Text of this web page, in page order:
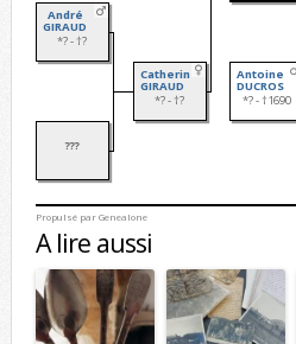
André
GIRAUD
*? - †?
???
Catherine
GIRAUD
*? - †?
Antoine
DUCROS
*? - †1690
Propulsé par Genealone
A lire aussi